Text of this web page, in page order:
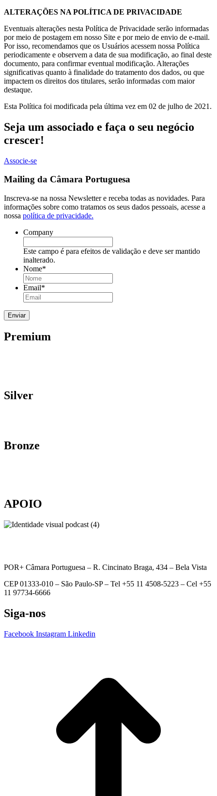
ALTERAÇÕES NA POLÍTICA DE PRIVACIDADE
Eventuais alterações nesta Política de Privacidade serão informadas
por meio de postagem em nosso Site e por meio de envio de e-mail.
Por isso, recomendamos que os Usuários acessem nossa Política
periodicamente e observem a data de sua modificação, ao final deste
documento, para confirmar eventual modificação. Alterações
significativas quanto à finalidade do tratamento dos dados, ou que
impactem os direitos dos titulares, serão informadas com maior
destaque.
Esta Política foi modificada pela última vez em 02 de julho de 2021.
Seja um associado e faça o seu negócio
crescer!
Associe-se
Mailing da Câmara Portuguesa
Inscreva-se na nossa Newsletter e receba todas as novidades. Para
informações sobre como tratamos os seus dados pessoais, acesse a
nossa política de privacidade.
Company
Este campo é para efeitos de validação e deve ser mantido
inalterado.
Nome*
Email*
Premium
Silver
Bronze
APOIO
POR+ Câmara Portuguesa – R. Cincinato Braga, 434 – Bela Vista
CEP 01333-010 – São Paulo-SP – Tel +55 11 4508-5223 – Cel +55
11 97734-6666
Siga-nos
Facebook Instagram Linkedin